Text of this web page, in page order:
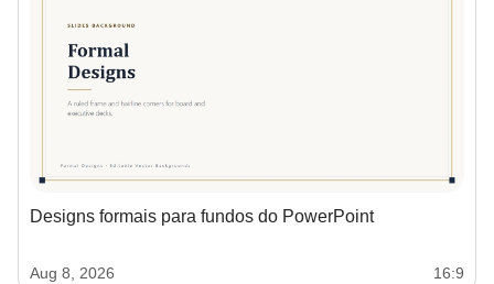
Designs formais para fundos do PowerPoint
Aug 8, 2026 16:9